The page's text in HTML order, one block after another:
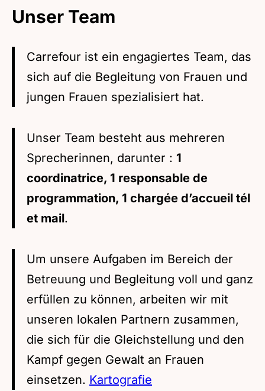
Unser Team
Carrefour ist ein engagiertes Team, das
sich auf die Begleitung von Frauen und
jungen Frauen spezialisiert hat.
Unser Team besteht aus mehreren
Sprecherinnen, darunter : 1
coordinatrice, 1 responsable de
programmation, 1 chargée d’accueil tél
et mail.
Um unsere Aufgaben im Bereich der
Betreuung und Begleitung voll und ganz
erfüllen zu können, arbeiten wir mit
unseren lokalen Partnern zusammen,
die sich für die Gleichstellung und den
Kampf gegen Gewalt an Frauen
einsetzen. Kartografie